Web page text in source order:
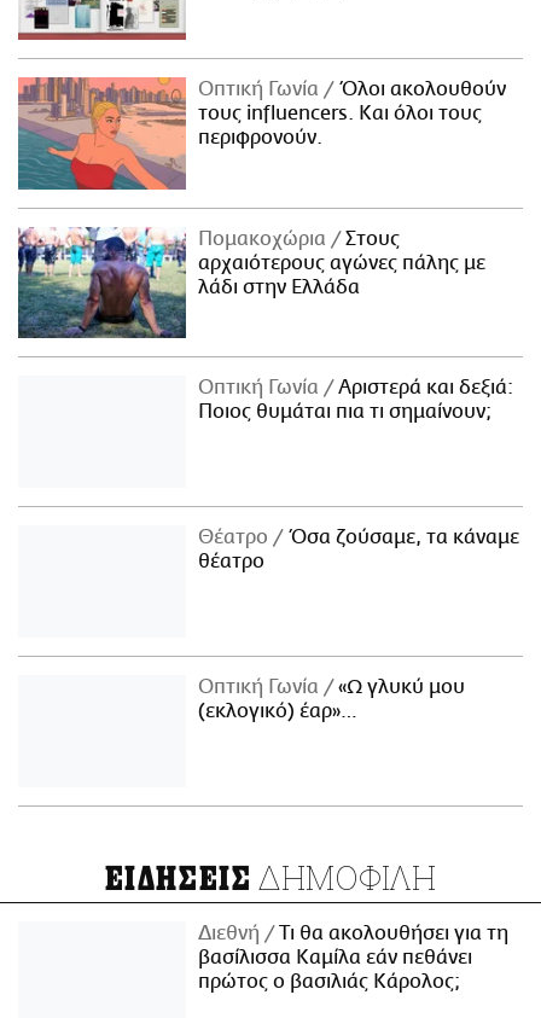
Οπτική Γωνία
Όλοι ακολουθούν
τους influencers. Και όλοι τους
περιφρονούν.
Πομακοχώρια
Στους
αρχαιότερους αγώνες πάλης με
λάδι στην Ελλάδα
Οπτική Γωνία
Αριστερά και δεξιά:
Ποιος θυμάται πια τι σημαίνουν;
Θέατρο
Όσα ζούσαμε, τα κάναμε
θέατρο
Οπτική Γωνία
«Ω γλυκύ μου
(εκλογικό) έαρ»…
ΕΙΔΗΣΕΙΣ ΔΗΜΟΦΙΛΗ
Διεθνή
Τι θα ακολουθήσει για τη
βασίλισσα Καμίλα εάν πεθάνει
πρώτος ο βασιλιάς Κάρολος;